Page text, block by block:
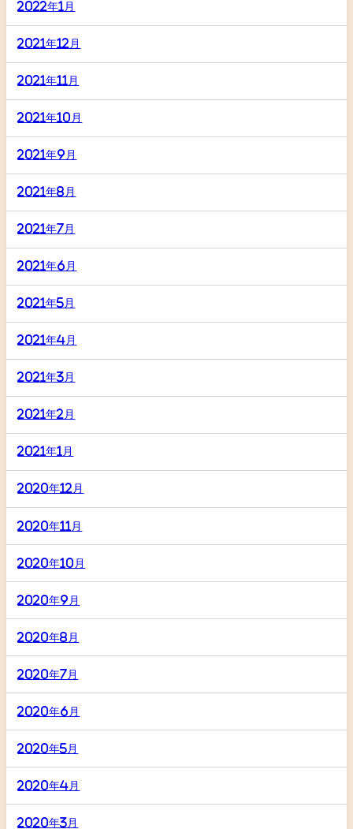
2022年1月
2021年12月
2021年11月
2021年10月
2021年9月
2021年8月
2021年7月
2021年6月
2021年5月
2021年4月
2021年3月
2021年2月
2021年1月
2020年12月
2020年11月
2020年10月
2020年9月
2020年8月
2020年7月
2020年6月
2020年5月
2020年4月
2020年3月